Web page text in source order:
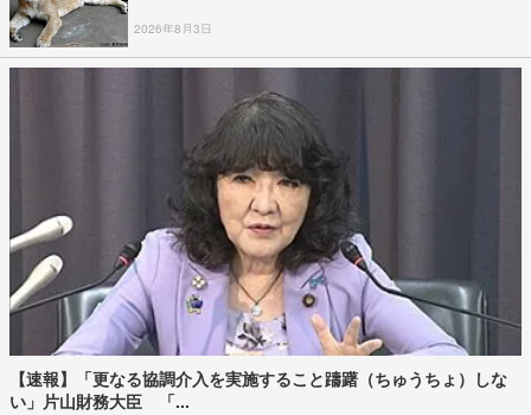
2026年8月3日
【速報】「更なる協調介入を実施すること躊躇（ちゅうちょ）しな
い」片山財務大臣 「...